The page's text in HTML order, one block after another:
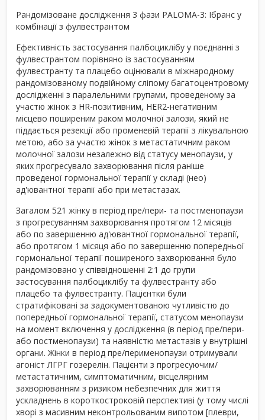
Рандомізоване дослідження 3 фази PALOMA-3: Ібранс у
комбінації з фулвестрантом
Ефективність застосування палбоциклібу у поєднанні з
фулвестрантом порівняно із застосуванням
фулвестранту та плацебо оцінювали в міжнародному
рандомізованому подвійному сліпому багатоцентровому
дослідженні з паралельними групами, проведеному за
участю жінок з HR-позитивним, HER2-негативним
місцево поширеним раком молочної залози, який не
піддається резекції або променевій терапії з лікувальною
метою, або за участю жінок з метастатичним раком
молочної залози незалежно від статусу менопаузи, у
яких прогресувало захворювання після раніше
проведеної гормональної терапії у складі (нео)
ад'ювантної терапії або при метастазах.
Загалом 521 жінку в період пре/пери- та постменопаузи
з прогресуванням захворювання протягом 12 місяців
або по завершенню ад'ювантної гормональної терапії,
або протягом 1 місяця або по завершенню попередньої
гормональної терапії поширеного захворювання було
рандомізовано у співвідношенні 2:1 до групи
застосування палбоциклібу та фулвестранту або
плацебо та фулвестранту. Пацієнтки були
стратифіковані за задокументованою чутливістю до
попередньої гормональної терапії, статусом менопаузи
на момент включення у дослідження (в період пре/пери-
або постменопаузи) та наявністю метастазів у внутрішні
органи. Жінки в період пре/перименопаузи отримували
агоніст ЛГРГ гозерелін. Пацієнти з прогресуючим/
метастатичним, симптоматичним, вісцелярним
захворюванням з ризиком небезпечних для життя
ускладнень в короткостроковій перспективі (у тому числі
хворі з масивним неконтрольованим випотом [плеври,